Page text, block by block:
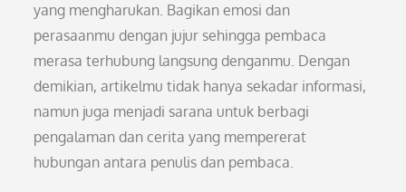
yang mengharukan. Bagikan emosi dan
perasaanmu dengan jujur sehingga pembaca
merasa terhubung langsung denganmu. Dengan
demikian, artikelmu tidak hanya sekadar informasi,
namun juga menjadi sarana untuk berbagi
pengalaman dan cerita yang mempererat
hubungan antara penulis dan pembaca.